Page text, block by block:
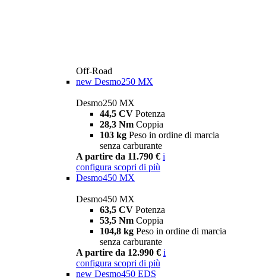
Off-Road
new Desmo250 MX
Desmo250 MX
44,5 CV Potenza
28,3 Nm Coppia
103 kg Peso in ordine di marcia
senza carburante
A partire da 11.790 € i
configura scopri di più
Desmo450 MX
Desmo450 MX
63,5 CV Potenza
53,5 Nm Coppia
104,8 kg Peso in ordine di marcia
senza carburante
A partire da 12.990 € i
configura scopri di più
new Desmo450 EDS